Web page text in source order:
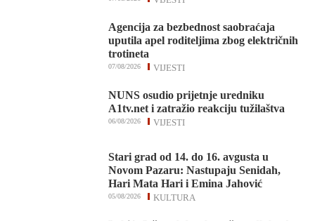
Agencija za bezbednost saobraćaja
uputila apel roditeljima zbog električnih
trotineta
VIJESTI
07/08/2026
NUNS osudio prijetnje uredniku
A1tv.net i zatražio reakciju tužilaštva
VIJESTI
06/08/2026
Stari grad od 14. do 16. avgusta u
Novom Pazaru: Nastupaju Senidah,
Hari Mata Hari i Emina Jahović
KULTURA
05/08/2026